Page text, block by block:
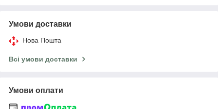
Умови доставки
Нова Пошта
Всі умови доставки
Умови оплати